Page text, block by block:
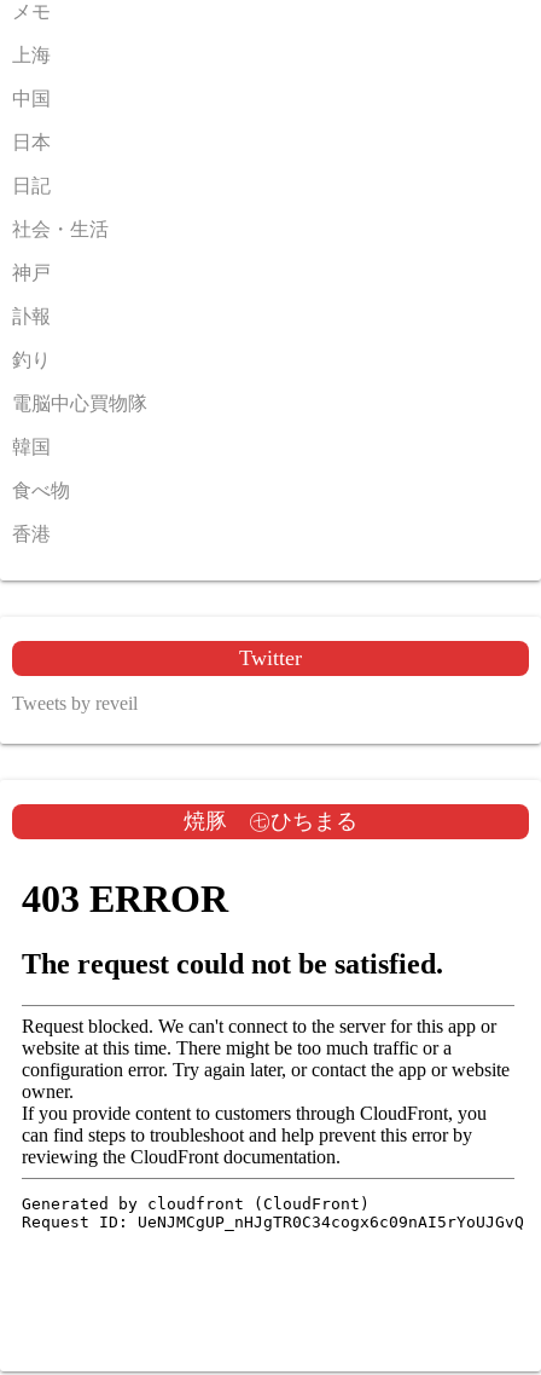
メモ
上海
中国
日本
日記
社会・生活
神戸
訃報
釣り
電脳中心買物隊
韓国
食べ物
香港
Twitter
Tweets by reveil
焼豚 ㊆ひちまる